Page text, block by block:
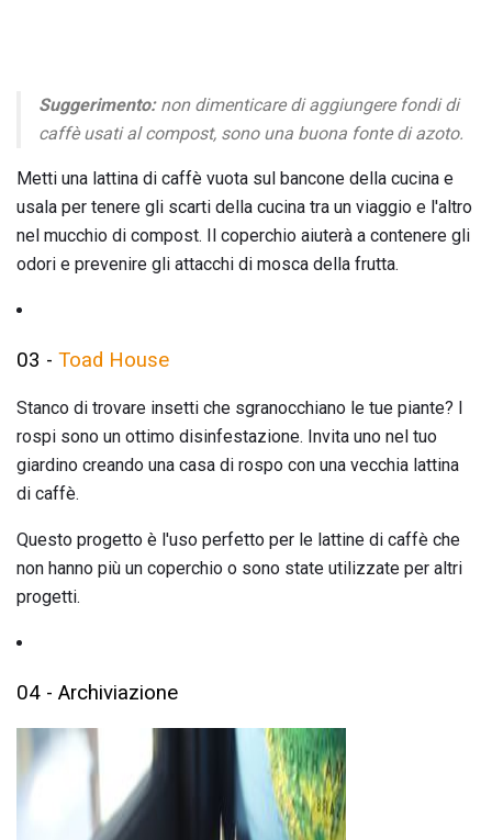
Suggerimento:non dimenticare di aggiungere fondi di
caffè usati al compost, sono una buona fonte di azoto.
Metti una lattina di caffè vuota sul bancone della cucina e
usala per tenere gli scarti della cucina tra un viaggio e l'altro
nel mucchio di compost. Il coperchio aiuterà a contenere gli
odori e prevenire gli attacchi di mosca della frutta.
03 - Toad House
Stanco di trovare insetti che sgranocchiano le tue piante? I
rospi sono un ottimo disinfestazione. Invita uno nel tuo
giardino creando una casa di rospo con una vecchia lattina
di caffè.
Questo progetto è l'uso perfetto per le lattine di caffè che
non hanno più un coperchio o sono state utilizzate per altri
progetti.
04 - Archiviazione